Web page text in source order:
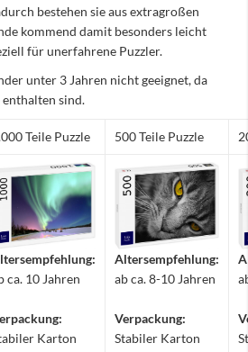
bestehen sie aus extragroßen
kommend damit besonders leicht
für unerfahrene Puzzler.
unter 3 Jahren nicht geeignet, da
sind.
Teile Puzzle 500 Teile Puzzle
ca. 10 Jahren
Karton
Altersempfehlung:
ab ca. 8-10 Jahren
Verpackung:
Stabiler Karton